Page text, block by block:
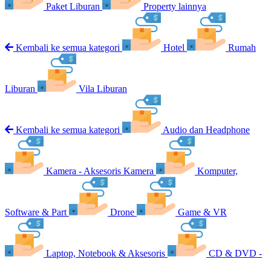
Paket Liburan Property lainnya
Kembali ke semua kategori Hotel Rumah
Liburan Vila Liburan
Kembali ke semua kategori Audio dan Headphone
Kamera - Aksesoris Kamera Komputer,
Software & Part Drone Game & VR
Laptop, Notebook & Aksesoris CD & DVD -